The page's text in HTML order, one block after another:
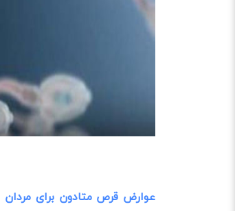
عوارض قرص متادون برای مردان